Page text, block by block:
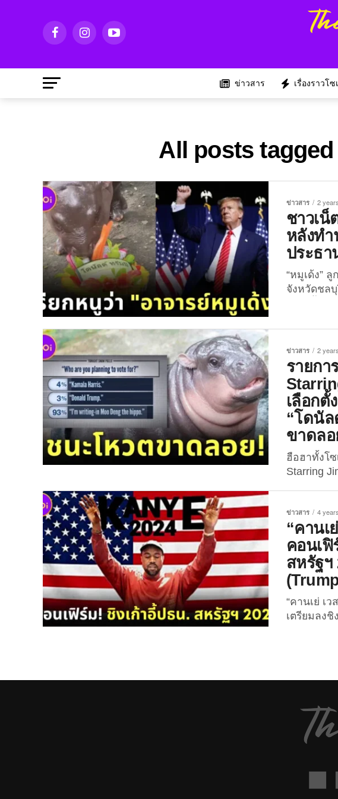
ข่าวสาร เรื่องราวโซ
All posts
ข่าวสาร 2
ชาวเน็
หลังทำ
ประธ
“หมูเด้ง”
จังหวัดชล
ยังคงสร้า
เด้ง” ลูกฮิ
สัตว์เปิดเข
กลายเป็น
อย่างล้นห
ผลการเลือ
ราวกับมีต
ที่ 4 พฤศจิก
ข่าวสาร 2
รายกา
เลือกตั้
“โดนั
ขาดลอ
ฮือฮาทั้งโซ
Starring
ความโด่งดั
ตัวตึงแห่งส
ควบคุมแล้
ลสำรวจค
เป็นประธ
ข่าวสาร 4
“คานเ
คอนเฟิ
สหรัฐฯ
“คานเย่ เ
เตรียมลงชิ